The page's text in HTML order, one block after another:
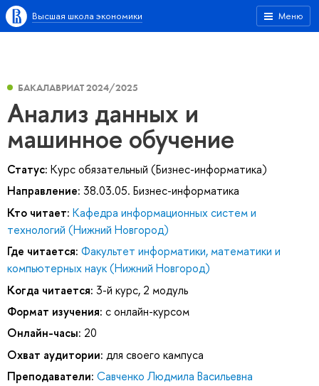
Меню
Высшая школа экономики
БАКАЛАВРИАТ 2024/2025
Анализ данных и
машинное обучение
Статус: Курс обязательный (Бизнес-информатика)
Направление: 38.03.05. Бизнес-информатика
Кто читает: Кафедра информационных систем и
технологий (Нижний Новгород)
Где читается: Факультет информатики, математики и
компьютерных наук (Нижний Новгород)
Когда читается: 3-й курс, 2 модуль
Формат изучения: с онлайн-курсом
Онлайн-часы: 20
Охват аудитории: для своего кампуса
Преподаватели: Савченко Людмила Васильевна